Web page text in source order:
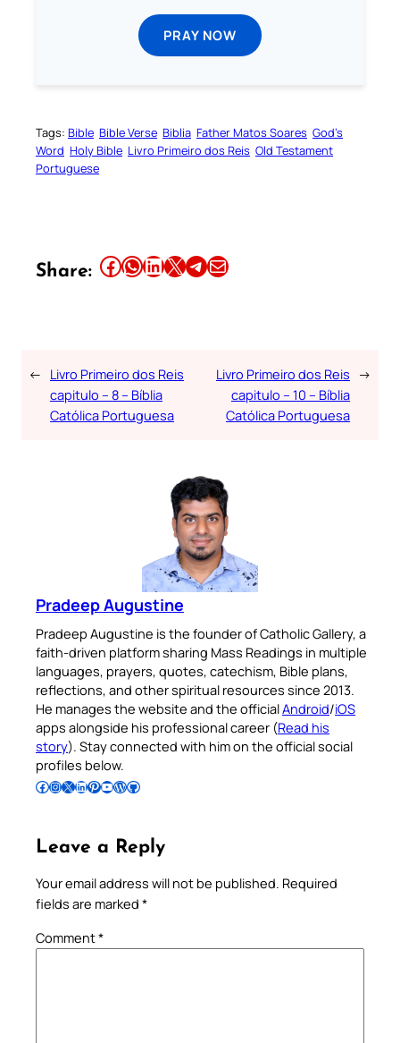
PRAY NOW
Tags: Bible Bible Verse Biblia Father Matos Soares God’s
Word Holy Bible Livro Primeiro dos Reis Old Testament
Portuguese
Share: Share this article on Facebook Share this article on WhatsApp Share this article on LinkedIn Share this article on X Share this article on TelegramEmail this Article
← Livro Primeiro dos Reis
capitulo – 8 – Bíblia
Católica Portuguesa
Livro Primeiro dos Reis
capitulo – 10 – Bíblia
Católica Portuguesa
→
Pradeep Augustine
Pradeep Augustine is the founder of Catholic Gallery, a
faith-driven platform sharing Mass Readings in multiple
languages, prayers, quotes, catechism, Bible plans,
reflections, and other spiritual resources since 2013.
He manages the website and the officialAndroid/iOS
apps alongside his professional career (Read his
story). Stay connected with him on the official social
profiles below.
Follow Pradeep on Facebook Follow Pradeep on InstagramFollow Pradeep on X Follow Pradeep on LinkedIn Follow Pradeep on Pinterest Subscribe to Pradeep’s Youtube Channel Follow Pradeep on WordPress Follow Pradeep on GitHub
Leave a Reply
Your email address will not be published. Required
fields are marked *
Comment*